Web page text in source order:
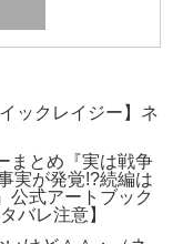
ックレイジー】ネ
まとめ『実は戦争
実が発覚!?続編は
公式アートブック
バレ注意】